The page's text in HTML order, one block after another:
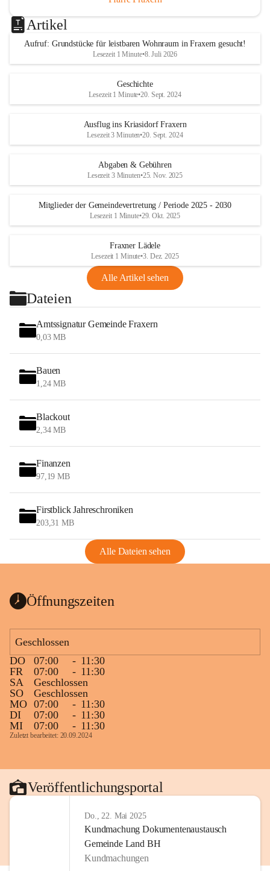
Artikel
Aufruf: Grundstücke für leistbaren Wohnraum in Fraxern gesucht!
Lesezeit 1 Minute•8. Juli 2026
Geschichte
Lesezeit 1 Minute•20. Sept. 2024
Ausflug ins Kriasidorf Fraxern
Lesezeit 3 Minuten•20. Sept. 2024
Abgaben & Gebühren
Lesezeit 3 Minuten•25. Nov. 2025
Mitglieder der Gemeindevertretung / Periode 2025 - 2030
Lesezeit 1 Minute•29. Okt. 2025
Fraxner Lädele
Lesezeit 1 Minute•3. Dez. 2025
Alle Artikel sehen
Dateien
Amtssignatur Gemeinde Fraxern
0,03 MB
Bauen
1,24 MB
Blackout
2,34 MB
Finanzen
97,19 MB
Firstblick Jahreschroniken
203,31 MB
Alle Dateien sehen
Öffnungszeiten
Geschlossen
DO
07:00 - 11:30
FR
07:00 - 11:30
SA
Geschlossen
SO
Geschlossen
MO 07:00 - 11:30
DI
07:00 - 11:30
MI
07:00 - 11:30
Zuletzt bearbeitet: 20.09.2024
Veröffentlichungsportal
Do., 22. Mai 2025
Kundmachung Dokumentenaustausch
Gemeinde Land BH
Kundmachungen